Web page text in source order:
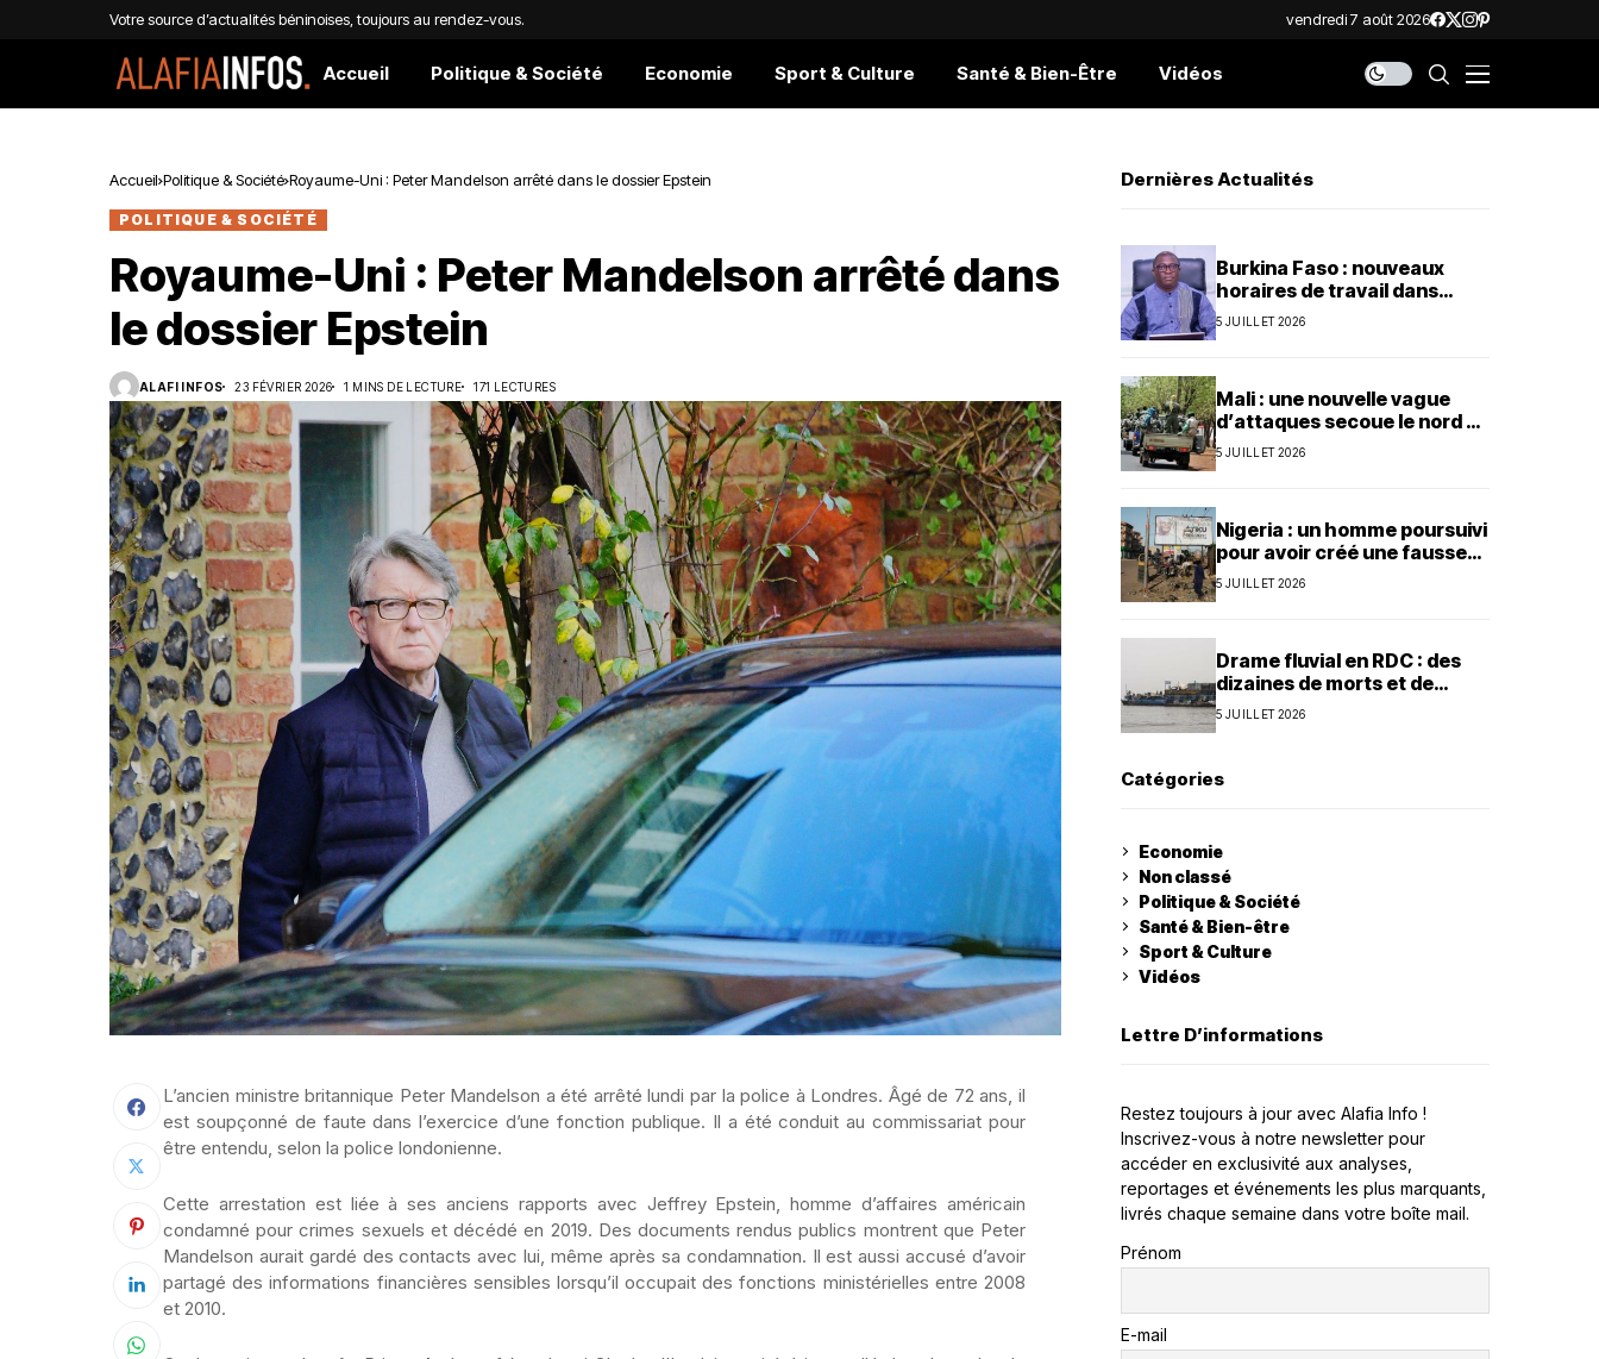
Votre source d’actualités béninoises, toujours au rendez-vous. vendredi 7 août 2026
Accueil Politique & Société Economie Sport & Culture Santé & Bien-Être Vidéos
Accueil Politique & Société Royaume-Uni : Peter Mandelson arrêté dans le dossier Epstein
POLITIQUE & SOCIÉTÉ
Royaume-Uni : Peter Mandelson arrêté dans
le dossier Epstein
ALAFI INFOS 23 FÉVRIER 2026 1 MINS DE LECTURE 171 LECTURES
L’ancien ministre britannique Peter Mandelson a été arrêté lundi par la police à Londres. Âgé de 72 ans, il
est soupçonné de faute dans l’exercice d’une fonction publique. Il a été conduit au commissariat pour
être entendu, selon la police londonienne.
Cette arrestation est liée à ses anciens rapports avec Jeffrey Epstein, homme d’affaires américain
condamné pour crimes sexuels et décédé en 2019. Des documents rendus publics montrent que Peter
Mandelson aurait gardé des contacts avec lui, même après sa condamnation. Il est aussi accusé d’avoir
partagé des informations financières sensibles lorsqu’il occupait des fonctions ministérielles entre 2008
et 2010.
Dernières Actualités
Burkina Faso : nouveaux
horaires de travail dans
l’administration publique
5 JUILLET 2026
Mali : une nouvelle vague
d’attaques secoue le nord et
le centre du pays
5 JUILLET 2026
Nigeria : un homme poursuivi
pour avoir créé une fausse
agence de la présidence
5 JUILLET 2026
Drame fluvial en RDC : des
dizaines de morts et de
nombreux disparus à Ilebo
5 JUILLET 2026
Catégories
Economie
Non classé
Politique & Société
Santé & Bien-être
Sport & Culture
Vidéos
Lettre D’informations
Restez toujours à jour avec Alafia Info !
Inscrivez-vous à notre newsletter pour
accéder en exclusivité aux analyses,
reportages et événements les plus marquants,
livrés chaque semaine dans votre boîte mail.
Prénom
E-mail